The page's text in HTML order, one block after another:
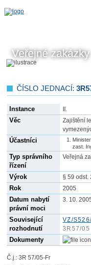
Veřejné zakázky
ČÍSLO JEDNACÍ:
Instance II.
Věc
Zajištění
Účastníci
zast.
Typ správního
řízení
Veřejná
Výrok § 59 odst.
Rok 2005
Datum nabytí
právní moci
3. 10.
Související
rozhodnutí
VZ/
3R57/05
Dokumenty
Č.j.: 3R 57/05-Fr